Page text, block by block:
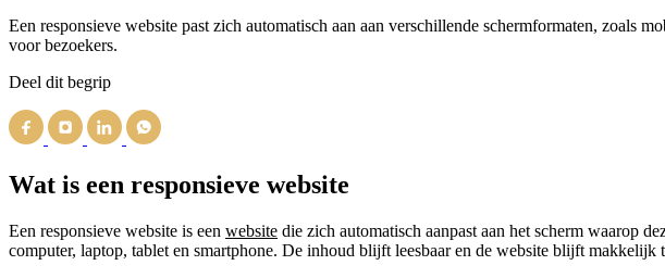
Een responsieve website past zich automatisch aan aan verschillende schermformaten, zoals
voor bezoekers.
Deel dit begrip
Wat is een responsieve website
Een responsieve website is een website die zich automatisch aanpast aan het scherm waarop
computer, laptop, tablet en smartphone. De inhoud blijft leesbaar en de website blijft makkelijk